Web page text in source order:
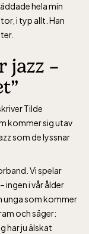
hela min
i typ allt. Han
jazz –
Tilde
kommer sig utav
som de lyssnar
Vi spelar
ingen i vår ålder
unga som kommer
och säger:
har ju älskat
16, april
18,
helger